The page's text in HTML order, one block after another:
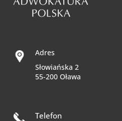
Adres
Słowiańska 2
55-200 Oława
Telefon